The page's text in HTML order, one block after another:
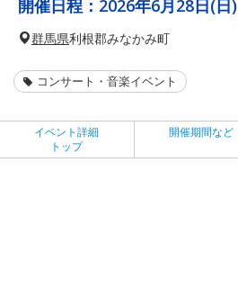
開催日程： 2026年6月28日(日)
群馬県利根郡みなかみ町
コンサート・音楽イベント
イベント詳細
トップ
開催期間など